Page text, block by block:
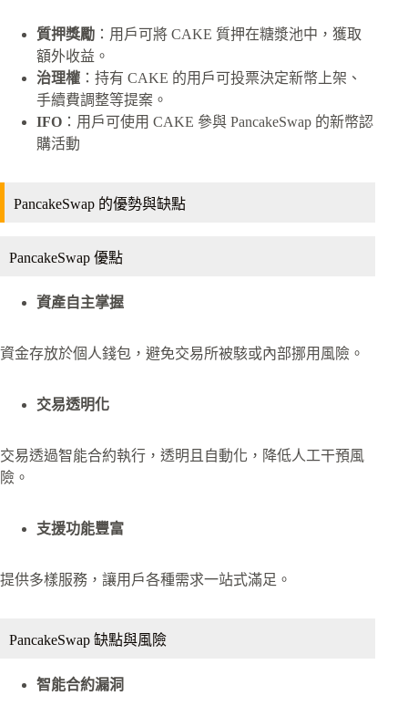
質押獎勵 ：用戶可將 CAKE 質押在糖漿池中，獲取
額外收益。
治理權 ：持有 CAKE 的用戶可投票決定新幣上架、
手續費調整等提案。
IFO ：用戶可使用 CAKE 參與 PancakeSwap 的新幣認
購活動
PancakeSwap 的優勢與缺點
PancakeSwap 優點
資產自主掌握
資金存放於個人錢包，避免交易所被駭或內部挪用風險。
交易透明化
交易透過智能合約執行，透明且自動化，降低人工干預風
險。
支援功能豐富
提供多樣服務，讓用戶各種需求一站式滿足。
PancakeSwap 缺點與風險
智能合約漏洞